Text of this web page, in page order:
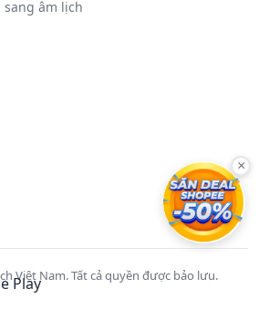
âm lịch
Việt Nam. Tất cả quyền được bảo lưu.
×